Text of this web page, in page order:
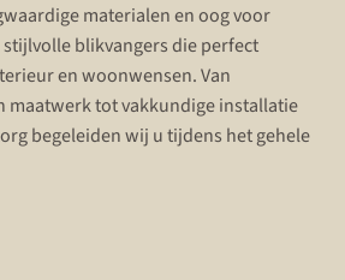
materialen en oog voor
blikvangers die perfect
en woonwensen. Van
maatwerk tot vakkundige installatie
begeleiden wij u tijdens het gehele